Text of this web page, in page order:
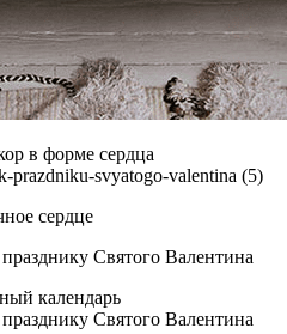
в форме сердца
сердце
календарь